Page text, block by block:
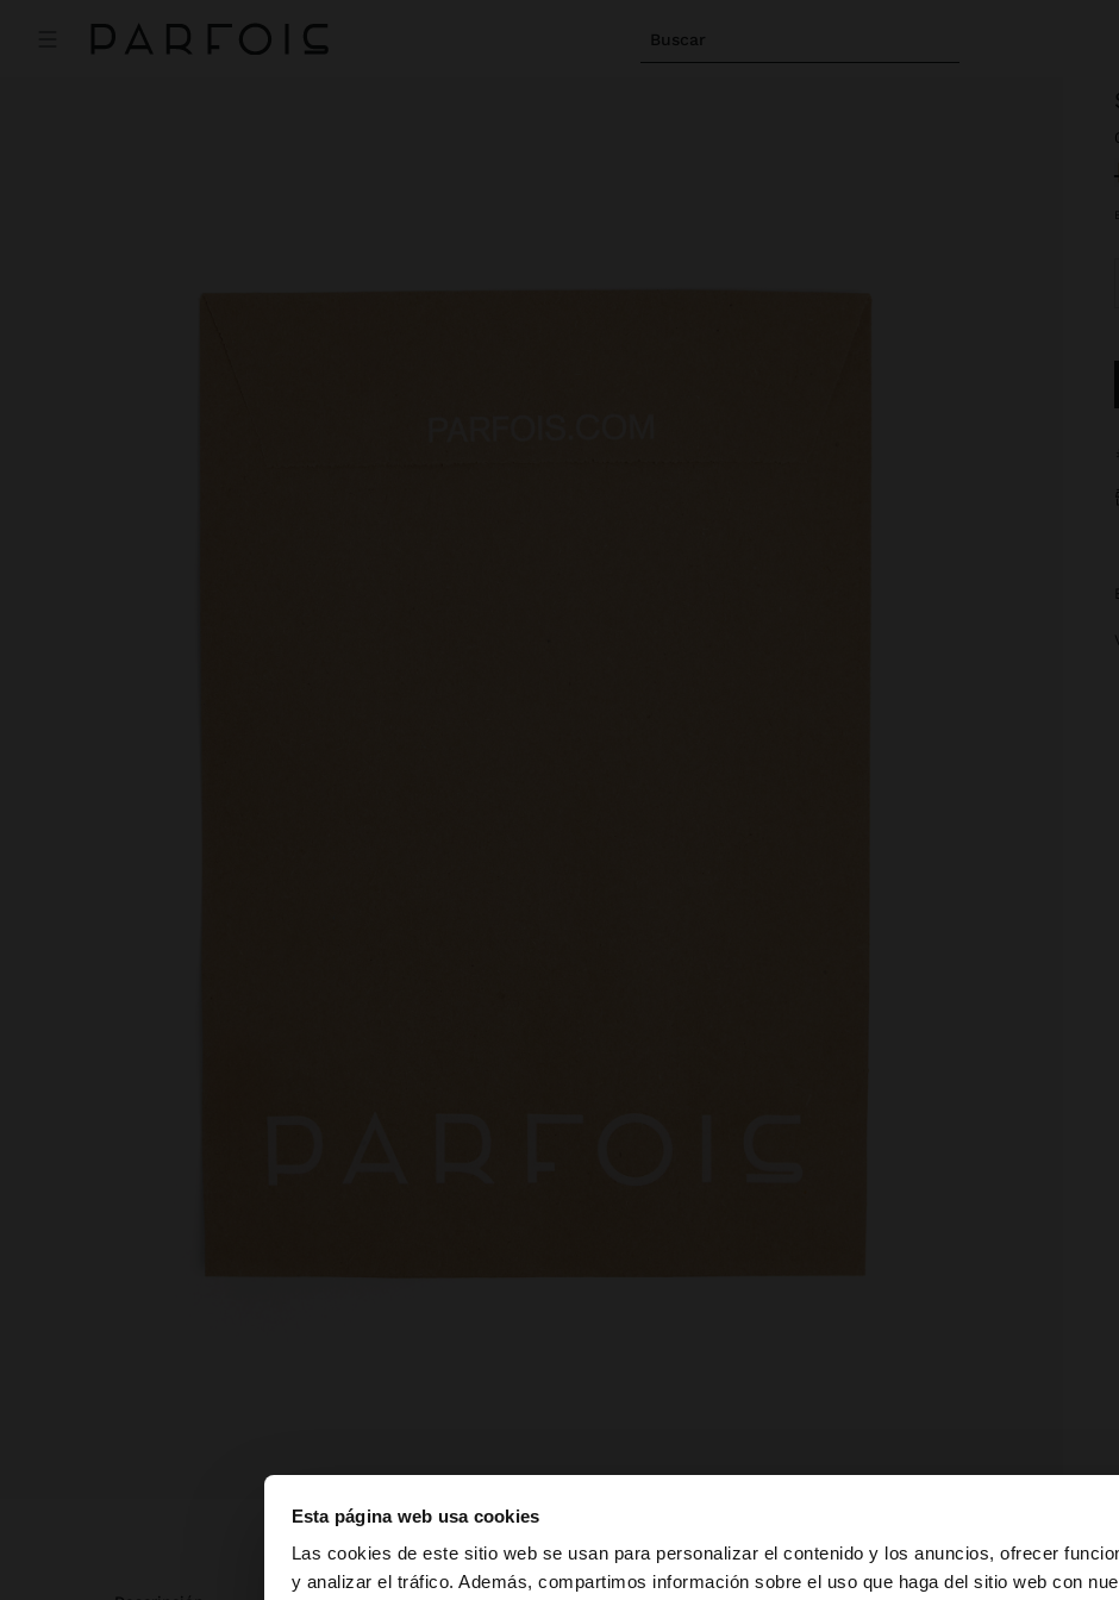
Esta página web usa cookies
Las cookies de este sitio web se usan para personalizar el contenido y los anuncios, ofrecer
y analizar el tráfico. Además, compartimos información sobre el uso que haga del sitio web con
Buscar
hola